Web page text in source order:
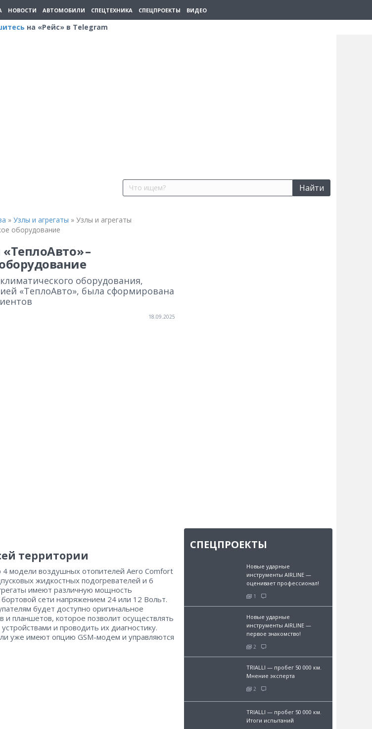
НОВОСТИ АВТОМОБИЛИ СПЕЦТЕХНИКА СПЕЦПРОЕКТЫ ВИДЕО
на «Рейс» в Telegram
Найти
» Узлы и агрегаты » Узлы и агрегаты
оборудование
–
оборудования,
«ТеплоАвто», была сформирована
18.09.2025
территории
4 модели воздушных отопителей Aero Comfort
жидкостных подогревателей и 6
имеют различную мощность
сети напряжением 24 или 12 Вольт.
будет доступно оригинальное
планшетов, которое позволит осуществлять
и проводить их диагностику.
уже имеют опцию GSM-модем и управляются
СПЕЦПРОЕКТЫ
Новые ударные
инструменты AIRLINE —
оценивает профессионал!
1
Новые ударные
инструменты AIRLINE —
первое знакомство!
2
TRIALLI — пробег 50 000 км.
Мнение эксперта
2
TRIALLI — пробег 50 000 км.
Итоги испытаний